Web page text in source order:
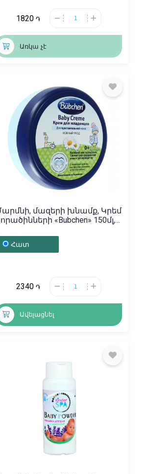
1820֏
Առկա չէ
մազերի խնամք, Կրեմ
«Bubchen» 150մլ,
Հատ
2340֏
Ավելացնել